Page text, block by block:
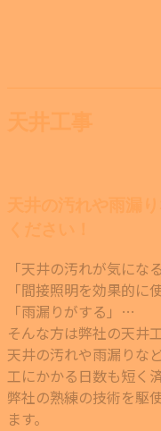
天井工事
天井の汚れや雨漏
ください！
「天井の汚れが気になる
「間接照明を効果的に
「雨漏りがする」…
そんな方は弊社の天井
天井の汚れや雨漏りな
工にかかる日数も短く
弊社の熟練の技術を駆
ます。